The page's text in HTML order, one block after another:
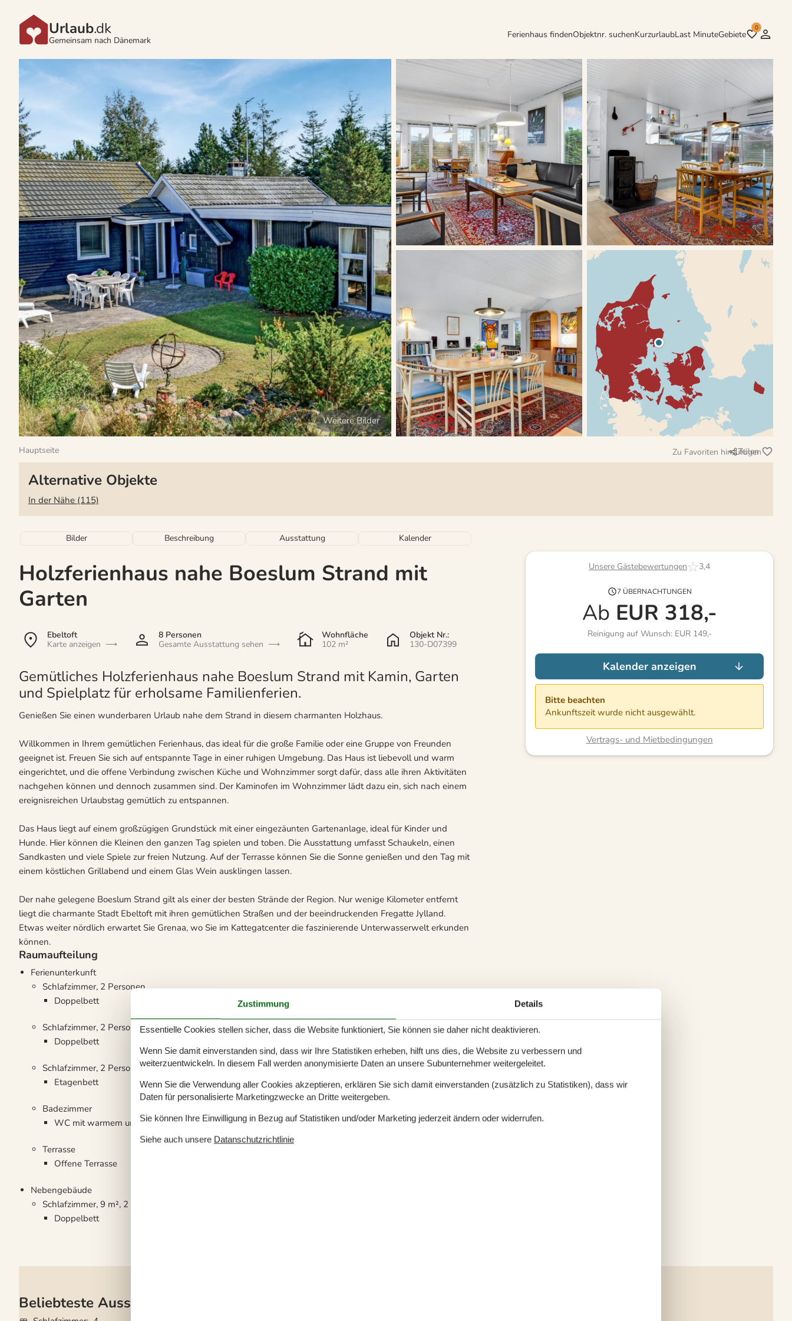
Urlaub.dk
Gemeinsam nach Dänemark
Ferienhaus findenObjektnr. suchenKurzurlaubLast MinuteGebiete
0
Hauptseite Zu Favoriten hinzufügen
Teilen
Alternative Objekte
In der Nähe (115)
Bilder Beschreibung Ausstattung Kalender
Holzferienhaus nahe Boeslum Strand mit
Garten
Ebeltoft
Karte anzeigen
8 Personen
Gesamte Ausstattung sehen
Wohnfläche
102 m²
Objekt Nr.:
130-D07399
Gemütliches Holzferienhaus nahe Boeslum Strand mit Kamin, Garten
und Spielplatz für erholsame Familienferien.
Genießen Sie einen wunderbaren Urlaub nahe dem Strand in diesem charmanten Holzhaus.
Willkommen in Ihrem gemütlichen Ferienhaus, das ideal für die große Familie oder eine Gruppe von Freunden
geeignet ist. Freuen Sie sich auf entspannte Tage in einer ruhigen Umgebung. Das Haus ist liebevoll und warm
eingerichtet, und die offene Verbindung zwischen Küche und Wohnzimmer sorgt dafür, dass alle ihren Aktivitäten
nachgehen können und dennoch zusammen sind. Der Kaminofen im Wohnzimmer lädt dazu ein, sich nach einem
ereignisreichen Urlaubstag gemütlich zu entspannen.
Das Haus liegt auf einem großzügigen Grundstück mit einer eingezäunten Gartenanlage, ideal für Kinder und
Hunde. Hier können die Kleinen den ganzen Tag spielen und toben. Die Ausstattung umfasst Schaukeln, einen
Sandkasten und viele Spiele zur freien Nutzung. Auf der Terrasse können Sie die Sonne genießen und den Tag mit
einem köstlichen Grillabend und einem Glas Wein ausklingen lassen.
Der nahe gelegene Boeslum Strand gilt als einer der besten Strände der Region. Nur wenige Kilometer entfernt
liegt die charmante Stadt Ebeltoft mit ihren gemütlichen Straßen und der beeindruckenden Fregatte Jylland.
Etwas weiter nördlich erwartet Sie Grenaa, wo Sie im Kattegatcenter die faszinierende Unterwasserwelt erkunden
können.
Raumaufteilung
Ferienunterkunft
Schlafzimmer, 2 Personen
Doppelbett
Schlafzimmer, 2 Personen
Doppelbett
Schlafzimmer, 2 Personen
Etagenbett
Badezimmer
WC mit warmem und kaltem Wasser, Dusche
Terrasse
Offene Terrasse
Nebengebäude
Schlafzimmer, 9 m², 2 Personen
Doppelbett
Beliebteste Ausstattungen
Unsere Gästebewertungen 3,4
7 ÜBERNACHTUNGEN
Ab EUR 318,-
Reinigung auf Wunsch: EUR 149,-
Kalender anzeigen
Bitte beachten
Ankunftszeit wurde nicht ausgewählt.
Vertrags- und Mietbedingungen
Zustimmung Details
Essentielle Cookies stellen sicher, dass die Website funktioniert, Sie können sie daher nicht deaktivieren.
Wenn Sie damit einverstanden sind, dass wir Ihre Statistiken erheben, hilft uns dies, die Website zu verbessern und
weiterzuentwickeln. In diesem Fall werden anonymisierte Daten an unsere Subunternehmer weitergeleitet.
Wenn Sie die Verwendung aller Cookies akzeptieren, erklären Sie sich damit einverstanden (zusätzlich zu Statistiken), dass wir
Daten für personalisierte Marketingzwecke an Dritte weitergeben.
Sie können Ihre Einwilligung in Bezug auf Statistiken und/oder Marketing jederzeit ändern oder widerrufen.
Siehe auch unsere Datanschutzrichtlinie